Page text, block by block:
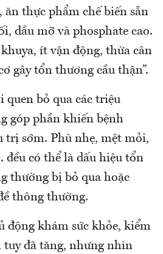
ăn thực phẩm chế biến sẵn
dầu mỡ và phosphate cao.
ít vận động, thừa cân
gây tổn thương cầu thận”.
quen bỏ qua các triệu
góp phần khiến bệnh
trị sớm. Phù nhẹ, mệt mỏi,
đều có thể là dấu hiệu tổn
thường bị bỏ qua hoặc
thông thường.
động khám sức khỏe, kiểm
tuy đã tăng, nhưng nhìn